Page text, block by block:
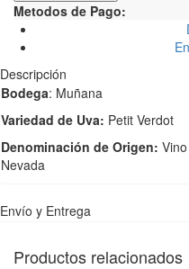
Metodos de Pago:
Descripción
Bodega: Muñana
Variedad de Uva: Petit Verdot
Denominación de Origen:
Nevada
Envío y Entrega
Productos relacionados